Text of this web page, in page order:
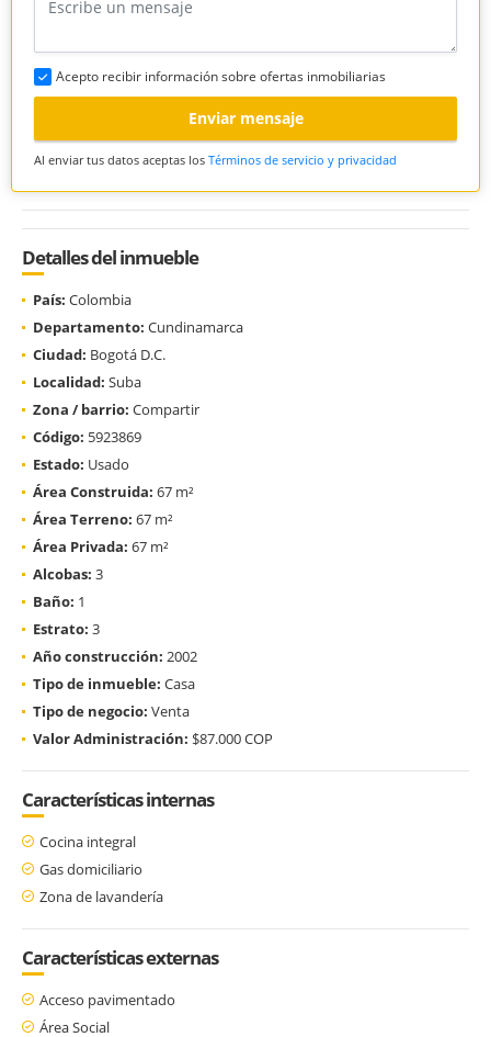
Acepto recibir información sobre ofertas inmobiliarias
Enviar mensaje
Al enviar tus datos aceptas los Términos de servicio y privacidad
Detalles del inmueble
País: Colombia
Departamento: Cundinamarca
Ciudad: Bogotá D.C.
Localidad: Suba
Zona / barrio: Compartir
Código: 5923869
Estado: Usado
Área Construida: 67 m²
Área Terreno: 67 m²
Área Privada: 67 m²
Alcobas: 3
Baño: 1
Estrato: 3
Año construcción: 2002
Tipo de inmueble: Casa
Tipo de negocio: Venta
Valor Administración: $87.000 COP
Características internas
Cocina integral
Gas domiciliario
Zona de lavandería
Características externas
Acceso pavimentado
Área Social